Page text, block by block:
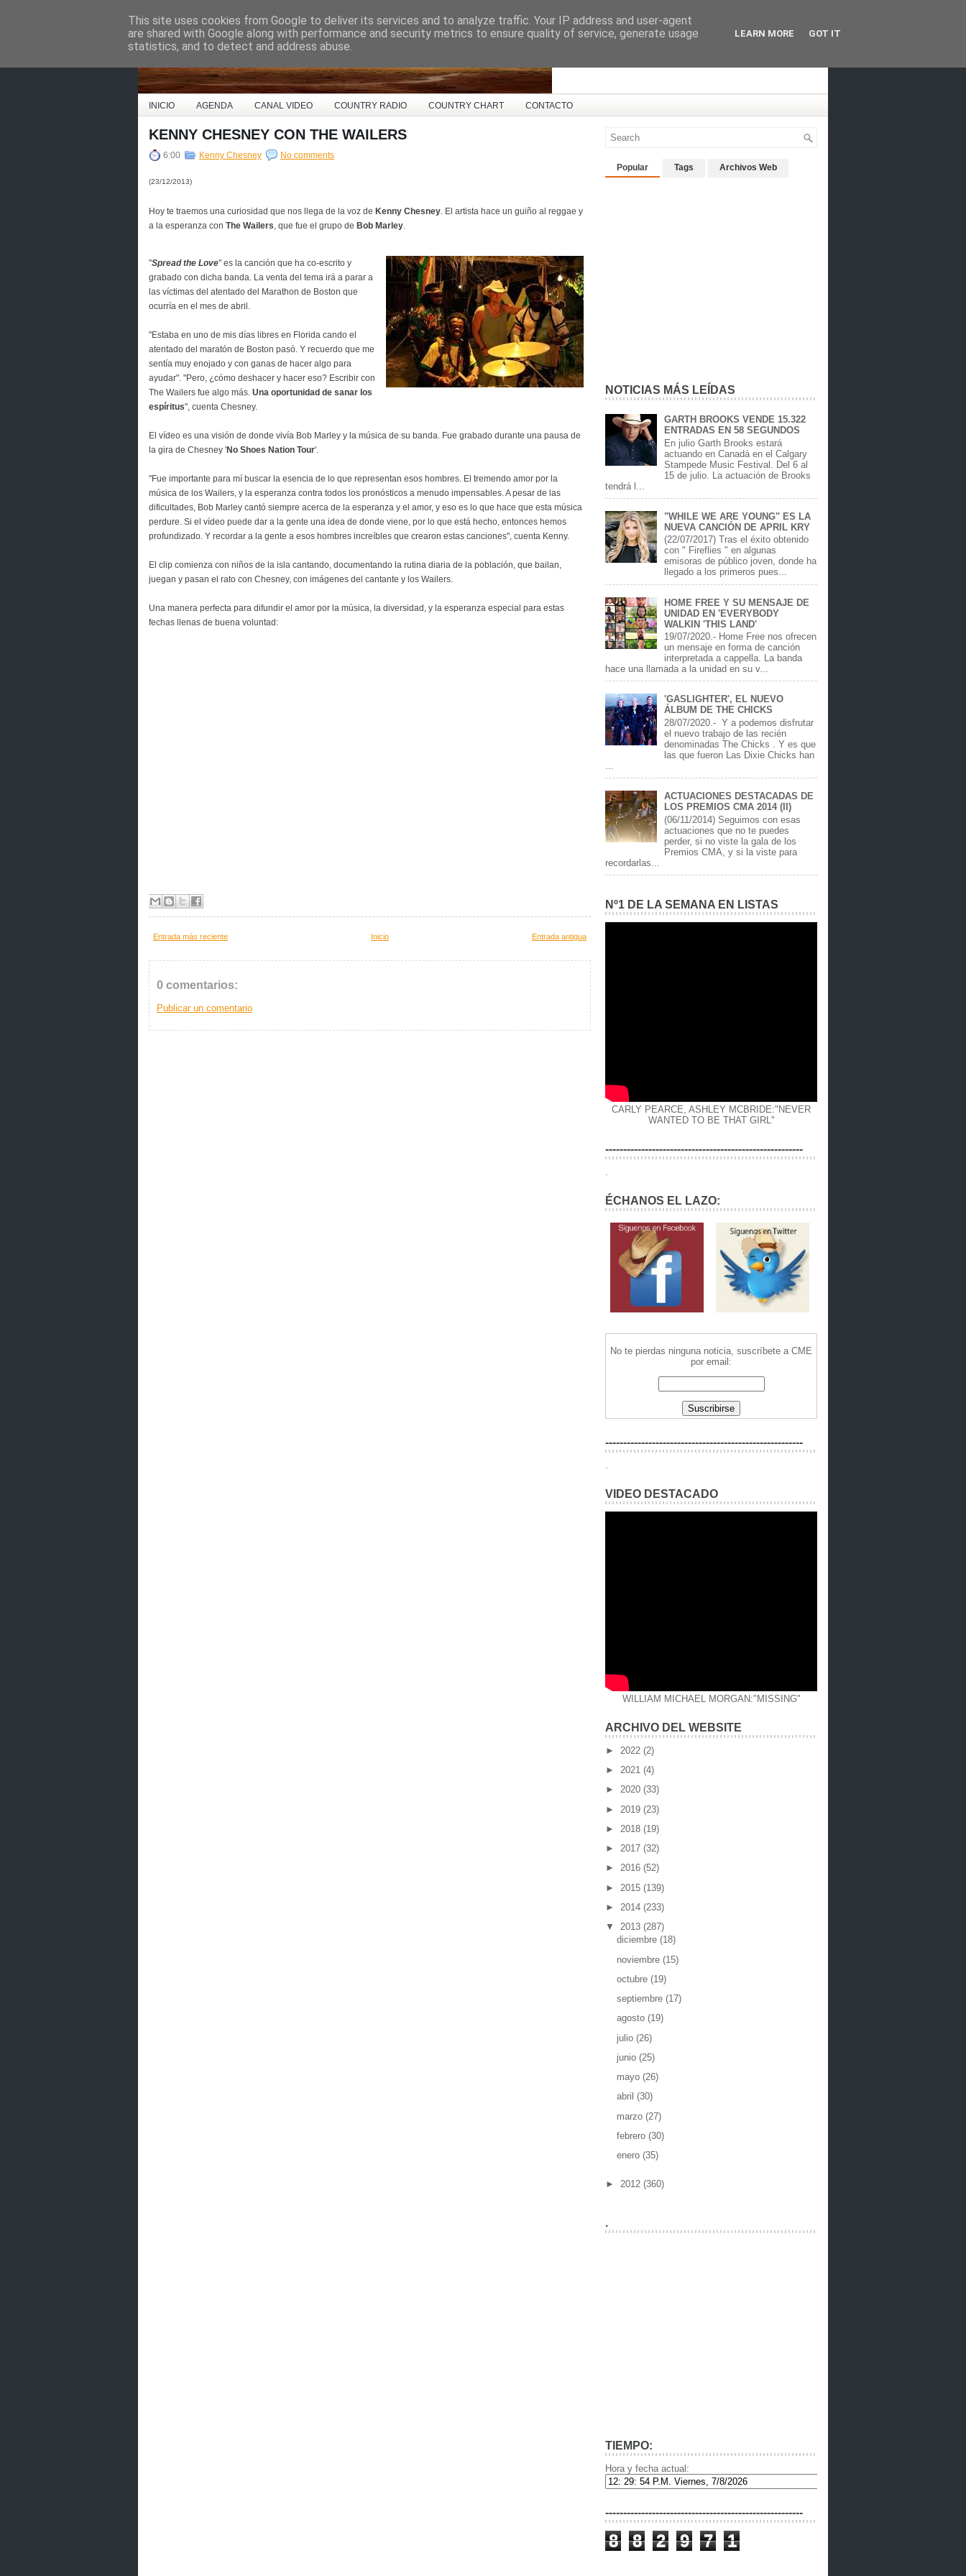
Country Music España
INICIO AGENDA CANAL VIDEO COUNTRY RADIO COUNTRY CHART CONTACTO
KENNY CHESNEY CON THE WAILERS
6:00 Kenny Chesney No comments
(23/12/2013)
Hoy te traemos una curiosidad que nos llega de la voz de Kenny Chesney. El artista hace un guiño al reggae y
a la esperanza con The Wailers, que fue el grupo de Bob Marley.
"Spread the Love" es la canción que ha co-escrito y
grabado con dicha banda. La venta del tema irá a parar a
las víctimas del atentado del Marathon de Boston que
ocurría en el mes de abril.
"Estaba en uno de mis días libres en Florida cando el
atentado del maratón de Boston pasó. Y recuerdo que me
sentía muy enojado y con ganas de hacer algo para
ayudar". "Pero, ¿cómo deshacer y hacer eso? Escribir con
The Wailers fue algo más. Una oportunidad de sanar los
espíritus", cuenta Chesney.
El vídeo es una visión de donde vivía Bob Marley y la música de su banda. Fue grabado durante una pausa de
la gira de Chesney 'No Shoes Nation Tour'.
"Fue importante para mí buscar la esencia de lo que representan esos hombres. El tremendo amor por la
música de los Wailers, y la esperanza contra todos los pronósticos a menudo impensables. A pesar de las
dificultades, Bob Marley cantó siempre acerca de la esperanza y el amor, y eso es lo que hace que esta música
perdure. Si el vídeo puede dar a la gente una idea de donde viene, por lo que está hecho, entonces hemos
profundizado. Y recordar a la gente a esos hombres increíbles que crearon estas canciones", cuenta Kenny.
El clip comienza con niños de la isla cantando, documentando la rutina diaria de la población, que bailan,
juegan y pasan el rato con Chesney, con imágenes del cantante y los Wailers.
Una manera perfecta para difundir el amor por la música, la diversidad, y la esperanza especial para estas
fechas llenas de buena voluntad:
Entrada más reciente Entrada antigua
Inicio
0 comentarios:
Publicar un comentario
Popular Tags Archivos Web
NOTICIAS MÁS LEÍDAS
GARTH BROOKS VENDE 15.322
ENTRADAS EN 58 SEGUNDOS
En julio Garth Brooks estará
actuando en Canadá en el Calgary
Stampede Music Festival. Del 6 al
15 de julio. La actuación de Brooks
tendrá l...
"WHILE WE ARE YOUNG" ES LA
NUEVA CANCIÓN DE APRIL KRY
(22/07/2017) Tras el éxito obtenido
con " Fireflies " en algunas
emisoras de público joven, donde ha
llegado a los primeros pues...
HOME FREE Y SU MENSAJE DE
UNIDAD EN 'EVERYBODY
WALKIN 'THIS LAND'
19/07/2020.- Home Free nos ofrecen
un mensaje en forma de canción
interpretada a cappella. La banda
hace una llamada a la unidad en su v...
'GASLIGHTER', EL NUEVO
ÁLBUM DE THE CHICKS
28/07/2020.- Y a podemos disfrutar
el nuevo trabajo de las recién
denominadas The Chicks . Y es que
las que fueron Las Dixie Chicks han
...
ACTUACIONES DESTACADAS DE
LOS PREMIOS CMA 2014 (II)
(06/11/2014) Seguimos con esas
actuaciones que no te puedes
perder, si no viste la gala de los
Premios CMA, y si la viste para
recordarlas...
Nº1 DE LA SEMANA EN LISTAS
CARLY PEARCE, ASHLEY MCBRIDE:"NEVER
WANTED TO BE THAT GIRL"
-------------------------------------------------------
ÉCHANOS EL LAZO:
No te pierdas ninguna noticia, suscríbete a CME
por email:
-------------------------------------------------------
VIDEO DESTACADO
WILLIAM MICHAEL MORGAN:"MISSING"
ARCHIVO DEL WEBSITE
► 2022 (2)
► 2021 (4)
► 2020 (33)
► 2019 (23)
► 2018 (19)
► 2017 (32)
► 2016 (52)
► 2015 (139)
► 2014 (233)
▼ 2013 (287)
diciembre (18)
noviembre (15)
octubre (19)
septiembre (17)
agosto (19)
julio (26)
junio (25)
mayo (26)
abril (30)
marzo (27)
febrero (30)
enero (35)
► 2012 (360)
.
TIEMPO:
Hora y fecha actual:
-------------------------------------------------------
8 8 2 9 7 1
This site uses cookies from Google to deliver its services and to analyze traffic. Your IP address and user-agent
are shared with Google along with performance and security metrics to ensure quality of service, generate usage
statistics, and to detect and address abuse.
LEARN MORE GOT IT